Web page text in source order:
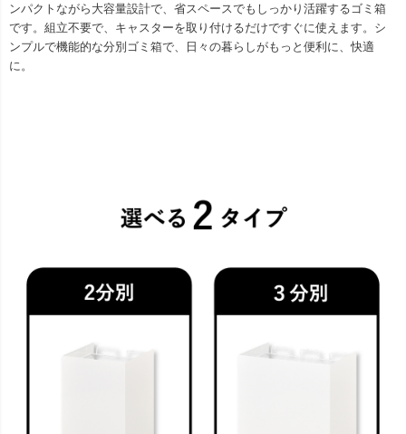
ンパクトながら大容量設計で、省スペースでもしっかり活躍するゴミ箱
です。組立不要で、キャスターを取り付けるだけですぐに使えます。シ
ンプルで機能的な分別ゴミ箱で、日々の暮らしがもっと便利に、快適
に。